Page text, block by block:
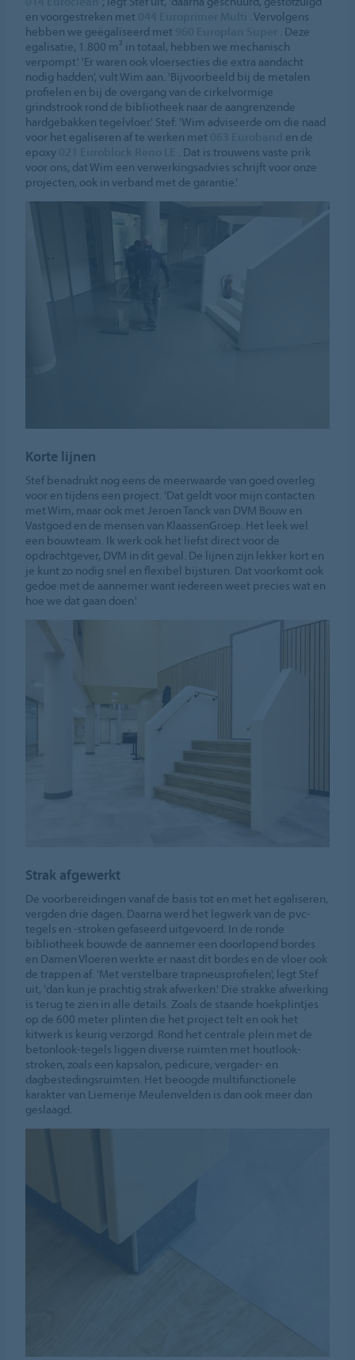
en voorgestreken met
. Vervolgens
hebben we geëgaliseerd met
. Deze
egalisatie, 1.800 m² in totaal, hebben we mechanisch
verpompt.' 'Er waren ook vloersecties die extra aandacht
nodig hadden', vult Wim aan. 'Bijvoorbeeld bij de metalen
profielen en bij de overgang van de cirkelvormige
grindstrook rond de bibliotheek naar de aangrenzende
hardgebakken tegelvloer.' Stef: 'Wim adviseerde om die naad
voor het egaliseren af te werken met
en de
epoxy
. Dat is trouwens vaste prik
voor ons, dat Wim een verwerkingsadvies schrijft voor onze
projecten, ook in verband met de garantie.'
Korte lijnen
Stef benadrukt nog eens de meerwaarde van goed overleg
voor en tijdens een project. 'Dat geldt voor mijn contacten
met Wim, maar ook met Jeroen Tanck van DVM Bouw en
Vastgoed en de mensen van KlaassenGroep. Het leek wel
een bouwteam. Ik werk ook het liefst direct voor de
opdrachtgever, DVM in dit geval. De lijnen zijn lekker kort en
je kunt zo nodig snel en flexibel bijsturen. Dat voorkomt ook
gedoe met de aannemer want iedereen weet precies wat en
hoe we dat gaan doen.'
Strak afgewerkt
De voorbereidingen vanaf de basis tot en met het egaliseren,
vergden drie dagen. Daarna werd het legwerk van de pvc-
tegels en -stroken gefaseerd uitgevoerd. In de ronde
bibliotheek bouwde de aannemer een doorlopend bordes
en Damen Vloeren werkte er naast dit bordes en de vloer ook
de trappen af. 'Met verstelbare trapneusprofielen', legt Stef
uit, 'dan kun je prachtig strak afwerken.' Die strakke afwerking
is terug te zien in alle details. Zoals de staande hoekplintjes
op de 600 meter plinten die het project telt en ook het
kitwerk is keurig verzorgd. Rond het centrale plein met de
betonlook-tegels liggen diverse ruimten met houtlook-
stroken, zoals een kapsalon, pedicure, vergader- en
dagbestedingsruimten. Het beoogde multifunctionele
karakter van Liemerije Meulenvelden is dan ook meer dan
geslaagd.